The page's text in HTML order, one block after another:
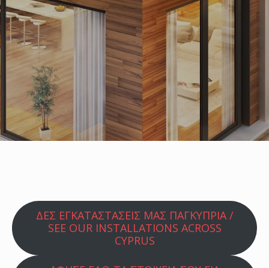
ΔΕΣ ΕΓΚΑΤΑΣΤΑΣΕΙΣ ΜΑΣ ΠΑΓΚΥΠΡΙΑ /
SEE OUR INSTALLATIONS ACROSS
CYPRUS